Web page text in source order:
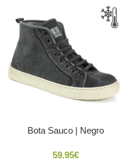
Bota Sauco | Negro
59.95€